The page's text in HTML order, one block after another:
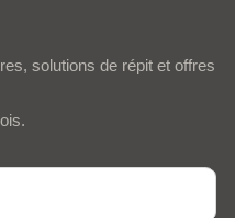
solutions de répit et offres